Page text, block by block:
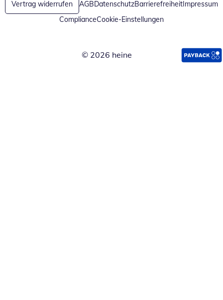
Vertrag widerrufen AGBDatenschutzBarrierefreiheitImpressum
ComplianceCookie-Einstellungen
© 2026 heine